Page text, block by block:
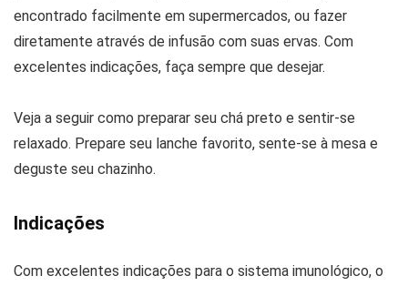
encontrado facilmente em supermercados, ou fazer
diretamente através de infusão com suas ervas. Com
excelentes indicações, faça sempre que desejar.
Veja a seguir como preparar seu chá preto e sentir-se
relaxado. Prepare seu lanche favorito, sente-se à mesa e
deguste seu chazinho.
Indicações
Com excelentes indicações para o sistema imunológico, o